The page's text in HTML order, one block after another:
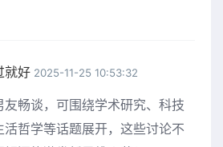
就好2025-11-25 10:53:32
友畅谈，可围绕学术研究、科技
活哲学等话题展开，这些讨论不